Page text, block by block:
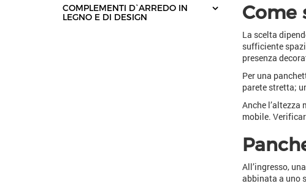
Come
La scelta
sufficiente
presenza
Per una
parete stretta;
Anche
mobile.
All’ingresso,
abbinata a uno
COMPLEMENTI D`ARREDO IN
LEGNO E DI DESIGN